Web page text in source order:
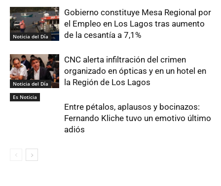
Noticia del Día
Gobierno constituye Mesa Regional por
el Empleo en Los Lagos tras aumento
de la cesantía a 7,1%
Noticia del Día
CNC alerta infiltración del crimen
organizado en ópticas y en un hotel en
la Región de Los Lagos
Es Noticia
Entre pétalos, aplausos y bocinazos:
Fernando Kliche tuvo un emotivo último
adiós